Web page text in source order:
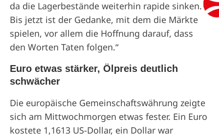
da die Lagerbestände weiterhin rapide sinken.
Bis jetzt ist der Gedanke, mit dem die Märkte
spielen, vor allem die Hoffnung darauf, dass
den Worten Taten folgen.“
Euro etwas stärker, Ölpreis deutlich
schwächer
Die europäische Gemeinschaftswährung zeigte
sich am Mittwochmorgen etwas fester. Ein Euro
kostete 1,1613 US-Dollar, ein Dollar war